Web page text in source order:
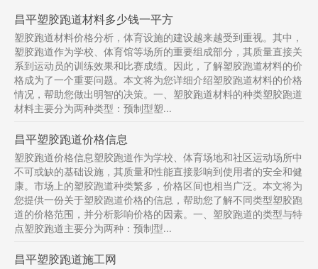
昌平塑胶跑道材料多少钱一平方
塑胶跑道材料价格分析，体育设施的建设越来越受到重视。其中，
塑胶跑道作为学校、体育馆等场所的重要组成部分，其质量直接关
系到运动员的训练效果和比赛成绩。因此，了解塑胶跑道材料的价
格成为了一个重要问题。本文将为您详细介绍塑胶跑道材料的价格
情况，帮助您做出明智的决策。一、塑胶跑道材料的种类塑胶跑道
材料主要分为两种类型：预制型塑...
昌平塑胶跑道价格信息
塑胶跑道价格信息塑胶跑道作为学校、体育场地和社区运动场所中
不可或缺的基础设施，其质量和性能直接影响到使用者的安全和健
康。市场上的塑胶跑道种类繁多，价格区间也相当广泛。本文将为
您提供一份关于塑胶跑道价格的信息，帮助您了解不同类型塑胶跑
道的价格范围，并分析影响价格的因素。一、塑胶跑道的类型与特
点塑胶跑道主要分为两种：预制型...
昌平塑胶跑道施工网